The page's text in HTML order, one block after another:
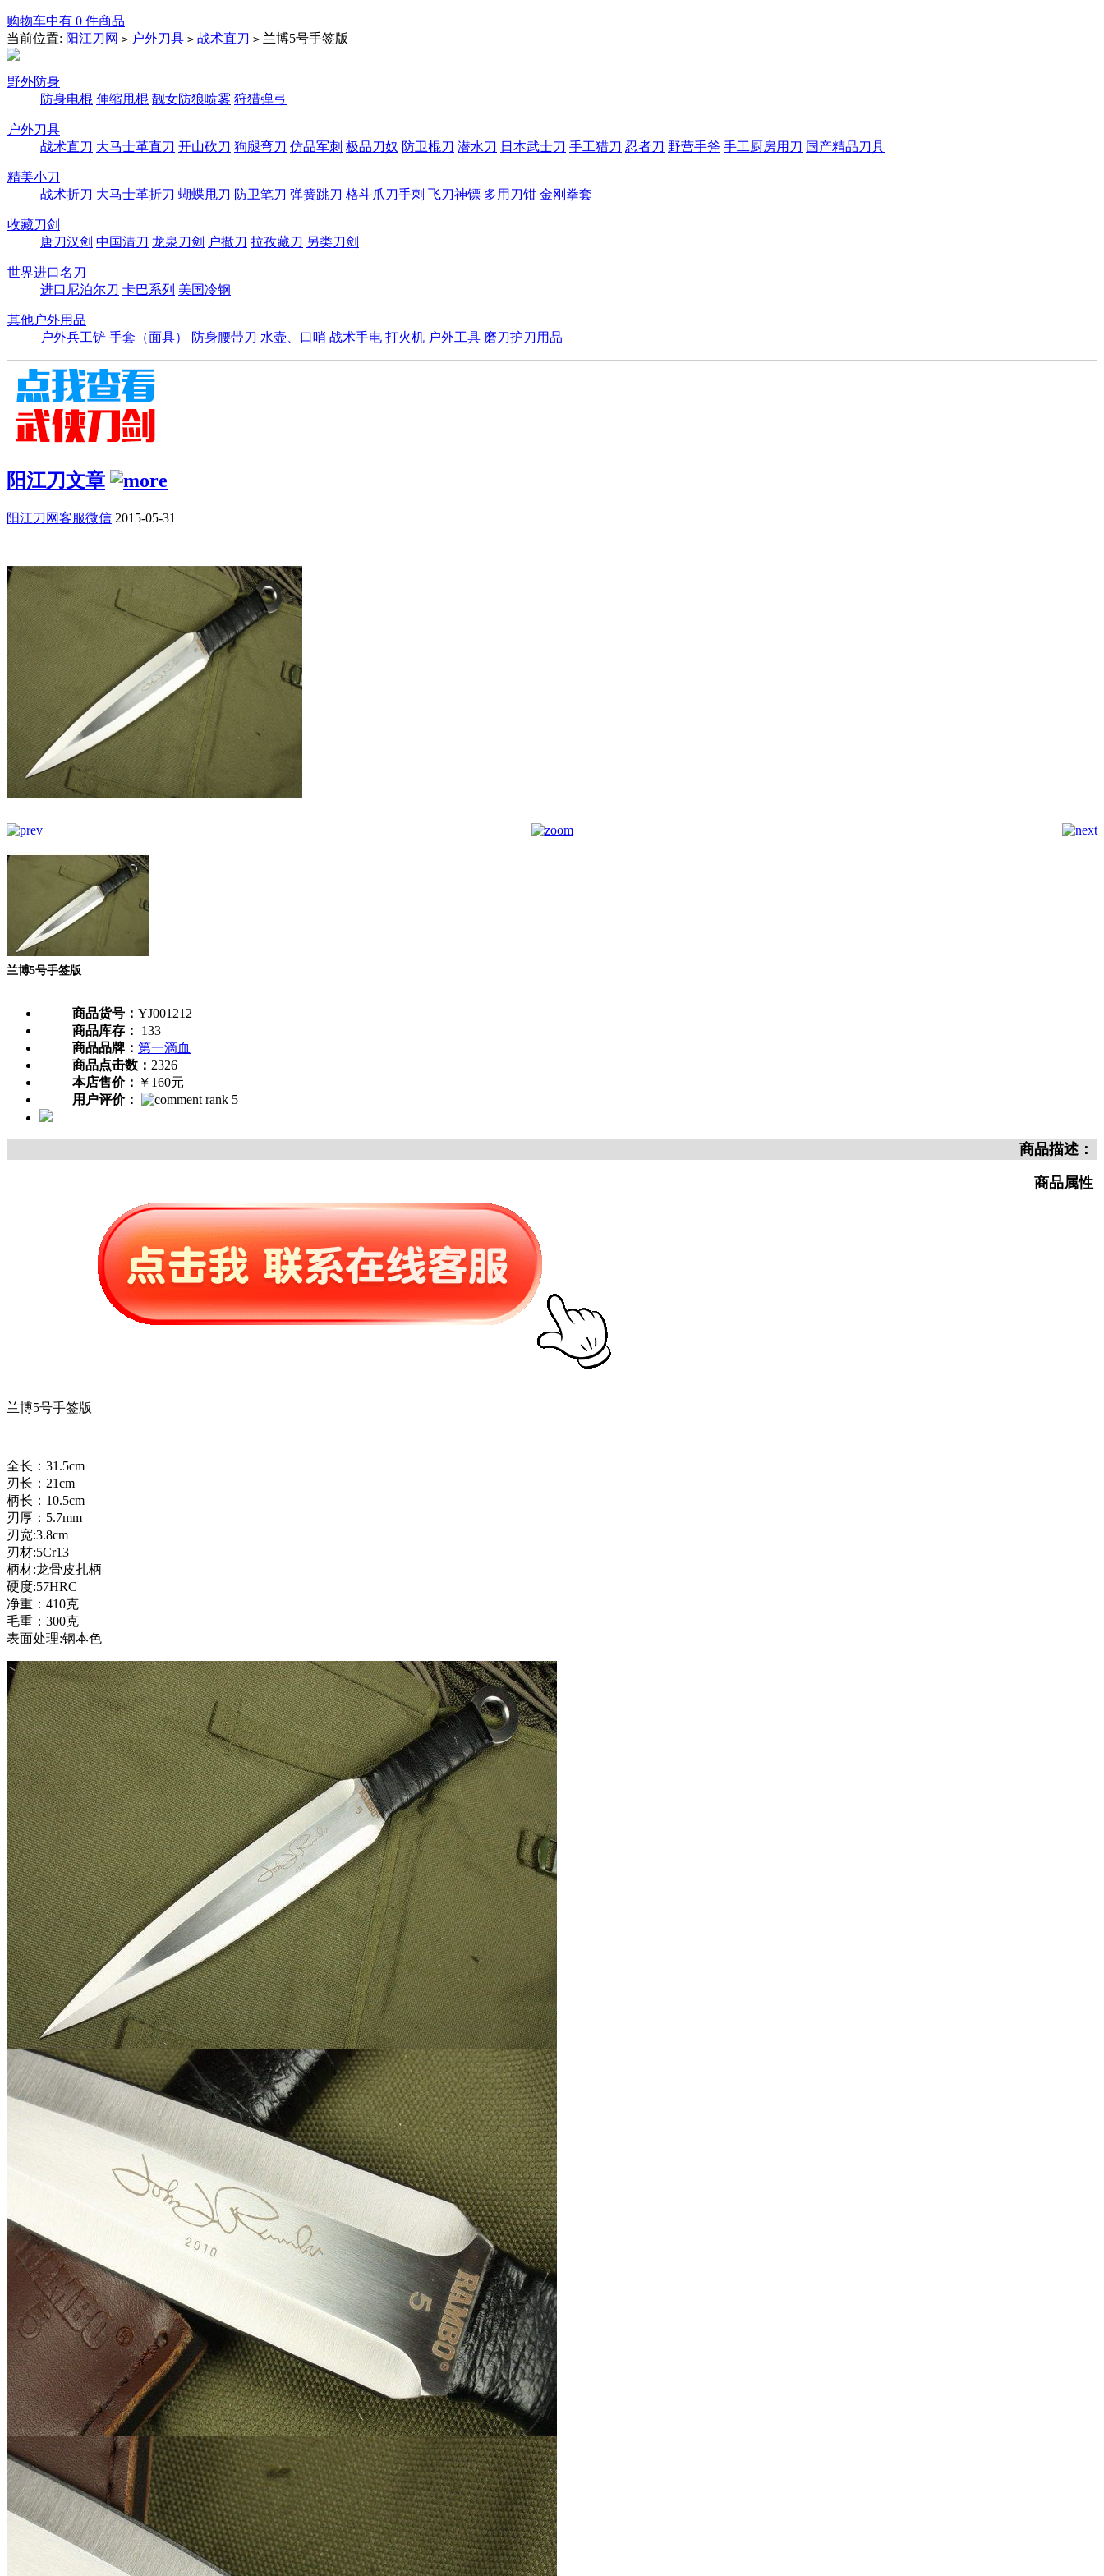
购物车中有 0 件商品
当前位置: 阳江刀网 > 户外刀具 > 战术直刀 > 兰博5号手签版
野外防身
防身电棍 伸缩甩棍 靓女防狼喷雾 狩猎弹弓
户外刀具
战术直刀 大马士革直刀 开山砍刀 狗腿弯刀 仿品军刺 极品刀奴 防卫棍刀 潜水刀 日本武士刀 手工猎刀 忍者刀 野营手斧 手工厨房用刀 国产精品刀具
精美小刀
战术折刀 大马士革折刀 蝴蝶甩刀 防卫笔刀 弹簧跳刀 格斗爪刀手刺 飞刀神镖 多用刀钳 金刚拳套
收藏刀剑
唐刀汉剑 中国清刀 龙泉刀剑 户撒刀 拉孜藏刀 另类刀剑
世界进口名刀
进口尼泊尔刀 卡巴系列 美国冷钢
其他户外用品
户外兵工铲 手套（面具） 防身腰带刀 水壶、口哨 战术手电 打火机 户外工具 磨刀护刀用品
阳江刀文章
阳江刀网客服微信 2015-05-31
兰博5号手签版
商品货号： YJ001212
商品库存：
133
商品品牌： 第一滴血
商品点击数： 2326
本店售价： ￥160元
用户评价：
商品描述：
商品属性
兰博5号手签版
全长：31.5cm
刃长：21cm
柄长：10.5cm
刃厚：5.7mm
刃宽:3.8cm
刃材:5Cr13
柄材:龙骨皮扎柄
硬度:57HRC
净重：410克
毛重：300克
表面处理:钢本色